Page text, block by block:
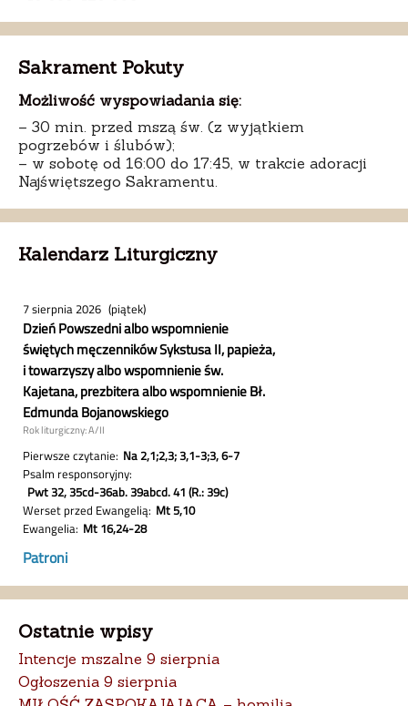
Sakrament Pokuty
Możliwość wyspowiadania się:
– 30 min. przed mszą św. (z wyjątkiem
pogrzebów i ślubów);
– w sobotę od 16:00 do 17:45, w trakcie adoracji
Najświętszego Sakramentu.
Kalendarz Liturgiczny
Ostatnie wpisy
Intencje mszalne 9 sierpnia
Ogłoszenia 9 sierpnia